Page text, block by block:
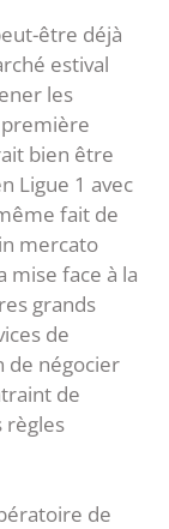
être déjà
estival
les
bien être
Ligue 1 avec
fait de
mercato
mise face à la
grands
de
de négocier
de
règles
de